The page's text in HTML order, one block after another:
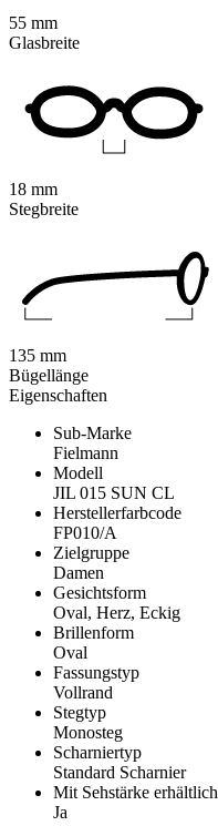
Eigenschaften
Sub-Marke
Fielmann
Modell
JIL 015 SUN CL
Herstellerfarbcode
FP010/A
Zielgruppe
Damen
Gesichtsform
Oval, Herz, Eckig
Brillenform
Oval
Fassungstyp
Vollrand
Stegtyp
Monosteg
Scharniertyp
Standard Scharnier
Mit Sehstärke erhältlich
Ja
55 mm
Glasbreite
18 mm
Stegbreite
135 mm
Bügellänge